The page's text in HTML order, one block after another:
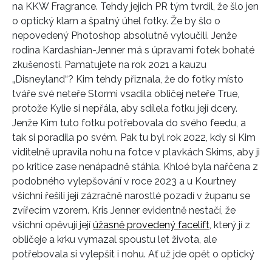
na KKW Fragrance. Tehdy jejich PR tým tvrdil, že šlo jen
o optický klam a špatný úhel fotky. Že by šlo o
nepovedený Photoshop absolutně vyloučili. Jenže
rodina Kardashian-Jenner má s úpravami fotek bohaté
zkušenosti. Pamatujete na rok 2021 a kauzu
„Disneyland“? Kim tehdy přiznala, že do fotky místo
tváře své neteře Stormi vsadila obličej neteře True,
protože Kylie si nepřála, aby sdílela fotku její dcery.
Jenže Kim tuto fotku potřebovala do svého feedu, a
tak si poradila po svém. Pak tu byl rok 2022, kdy si Kim
viditelně upravila nohu na fotce v plavkách Skims, aby ji
po kritice zase nenápadně stáhla. Khloé byla nařčena z
podobného vylepšování v roce 2023 a u Kourtney
všichni řešili její zázračně narostlé pozadí v županu se
zvířecím vzorem. Kris Jenner evidentně nestačí, že
všichni opěvují její úžasně provedený facelift, který jí z
obličeje a krku vymazal spoustu let života, ale
potřebovala si vylepšit i nohu. Ať už jde opět o optický